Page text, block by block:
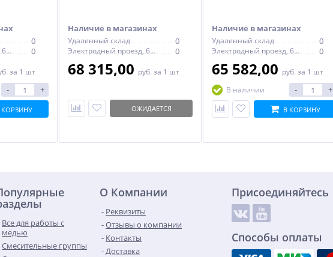
0
Электродный проезд, 6с1 0
за 1 шт
- +
КОРЗИНУ
Наличие в магазинах
Удаленный склад 0
Электродный проезд, 6с1 0
68 315,00 руб. за 1 шт
ОЖИДАЕТСЯ
Наличие в магазинах
Удаленный склад 0
Электродный проезд, 6с1 0
65 582,00 руб. за 1 шт
В наличии
- +
В КОРЗИНУ
Все для работы с
медью
Смесительные группы
О Компании
Реквизиты
Отзывы о компании
Контакты
Доставка
Присоединяйтесь
Способы оплаты